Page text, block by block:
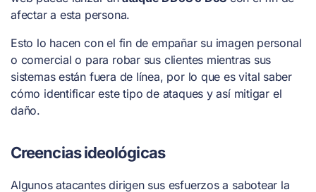
afectar a esta persona.
Esto lo hacen con el fin de empañar su imagen personal
o comercial o para robar sus clientes mientras sus
sistemas están fuera de línea, por lo que es vital saber
cómo identificar este tipo de ataques y así mitigar el
daño.
Creencias ideológicas
Algunos atacantes dirigen sus esfuerzos a sabotear la